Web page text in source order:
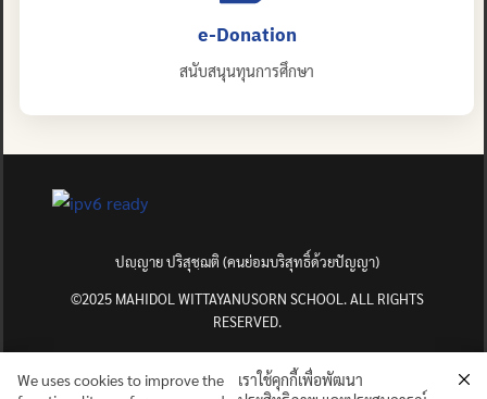
e-Donation
สนับสนุนทุนการศึกษา
ปญฺญาย ปริสุชฺฌติ (คนย่อมบริสุทธิ์ด้วยปัญญา)
©2025 MAHIDOL WITTAYANUSORN SCHOOL. ALL RIGHTS
RESERVED.
We uses cookies to improve the
เราใช้คุกกี้เพื่อพัฒนา